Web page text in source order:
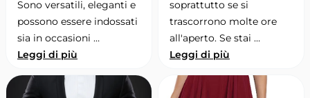
Sono versatili, eleganti e
possono essere indossati
sia in occasioni …
Leggi di più
soprattutto se si
trascorrono molte ore
all'aperto. Se stai …
Leggi di più